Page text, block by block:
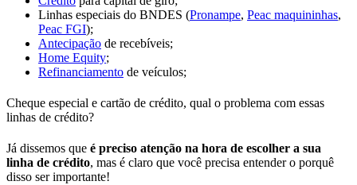
Linhas especiais do BNDES (Pronampe, Peac maquininhas,
Peac FGI);
Antecipação de recebíveis;
Home Equity;
Refinanciamento de veículos;
Cheque especial e cartão de crédito, qual o problema com essas
linhas de crédito?
Já dissemos que é preciso atenção na hora de escolher a sua
linha de crédito, mas é claro que você precisa entender o porquê
disso ser importante!